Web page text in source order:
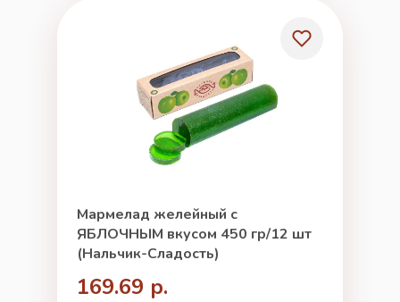
Мармелад желейный с
ЯБЛОЧНЫМ вкусом 450 гр/12 шт
(Нальчик-Сладость)
169.69 р.